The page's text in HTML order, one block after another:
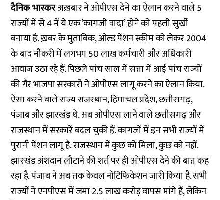
दैनिक भास्करअख़बार ने ओपीएस देने का ऐलान करने वाले 5
राज्यों में से 4 में ये एक ‘कागजी वादा’ होने को पहली सुर्खी
बनाया है. ख़बर के मुताबिक, ओल्ड पेंशन स्कीम को लेकर 2004
के बाद नौकरी में लगभग 50 लाख कर्मचारी और अधिकारी
आवाज उठा रहे हैं. पिछले पांच साल में सत्ता में आई पांच राज्यों
की गैर भाजपा सरकारों ने ओपीएस लागू करने का ऐलान किया.
ऐसा करने वाले राज्य राजस्थान, हिमाचल प्रदेश, छत्तीसगढ़,
पंजाब और झारखंड थे. अब ओपीएस लाने वाले छत्तीसगढ़ और
राजस्थान में सरकारें बदल चुकी हैं. कागजों में इन सभी राज्यों में
पुरानी पेंशन लागू है. राजस्थान में कुछ को मिला, कुछ को नहीं.
झारखंड अंशदान लौटाने की शर्त पर ही ओपीएस देने की बात कह
रहा है. पंजाब ने अब तक केवल नोटिफिकेशन जारी किया है. सभी
राज्यों ने एनपीएस में जमा 2.5 लाख करोड़ वापस मांगे हैं, लेकिन